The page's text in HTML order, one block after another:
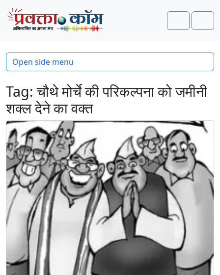
Skip to content
Skip to footer
Search
Tag:चौथे मोर्चे की परिकल्पना को जमीनी
शक्ल देने का वक्त
Open side menu